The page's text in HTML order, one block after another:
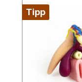
Tipp